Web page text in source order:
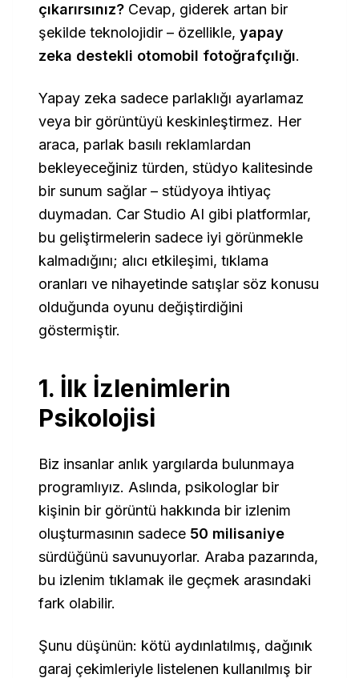
çıkarırsınız? Cevap, giderek artan bir
şekilde teknolojidir – özellikle, yapay
zeka destekli otomobil fotoğrafçılığı.
Yapay zeka sadece parlaklığı ayarlamaz
veya bir görüntüyü keskinleştirmez. Her
araca, parlak basılı reklamlardan
bekleyeceğiniz türden, stüdyo kalitesinde
bir sunum sağlar – stüdyoya ihtiyaç
duymadan. Car Studio AI gibi platformlar,
bu geliştirmelerin sadece iyi görünmekle
kalmadığını; alıcı etkileşimi, tıklama
oranları ve nihayetinde satışlar söz konusu
olduğunda oyunu değiştirdiğini
göstermiştir.
1. İlk İzlenimlerin
Psikolojisi
Biz insanlar anlık yargılarda bulunmaya
programlıyız. Aslında, psikologlar bir
kişinin bir görüntü hakkında bir izlenim
oluşturmasının sadece 50 milisaniye
sürdüğünü savunuyorlar. Araba pazarında,
bu izlenim tıklamak ile geçmek arasındaki
fark olabilir.
Şunu düşünün: kötü aydınlatılmış, dağınık
garaj çekimleriyle listelenen kullanılmış bir